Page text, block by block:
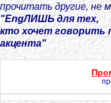
прочитать другие, не
"EngЛИШЬ для тех,
кто хочет говорить
акцента"